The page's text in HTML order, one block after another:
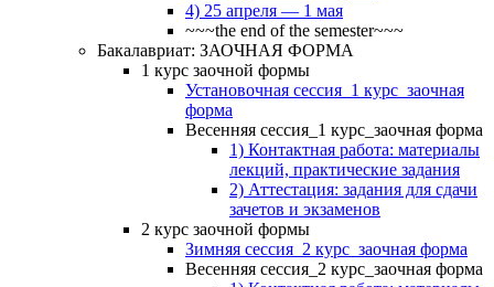
4) 25 апреля — 1 мая
~~~the end of the semester~~~
Бакалавриат: ЗАОЧНАЯ ФОРМА
1 курс заочной формы
Установочная сессия_1 курс_заочная
форма
Весенняя сессия_1 курс_заочная форма
1) Контактная работа: материалы
лекций, практические задания
2) Аттестация: задания для сдачи
зачетов и экзаменов
2 курс заочной формы
Зимняя сессия_2 курс_заочная форма
Весенняя сессия_2 курс_заочная форма